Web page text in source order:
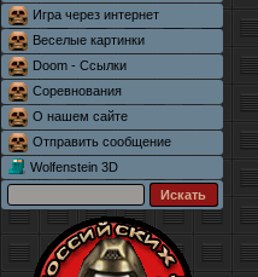
Игра через интернет
Веселые картинки
Doom - Ссылки
Соревнования
О нашем сайте
Отправить сообщение
Wolfenstein 3D